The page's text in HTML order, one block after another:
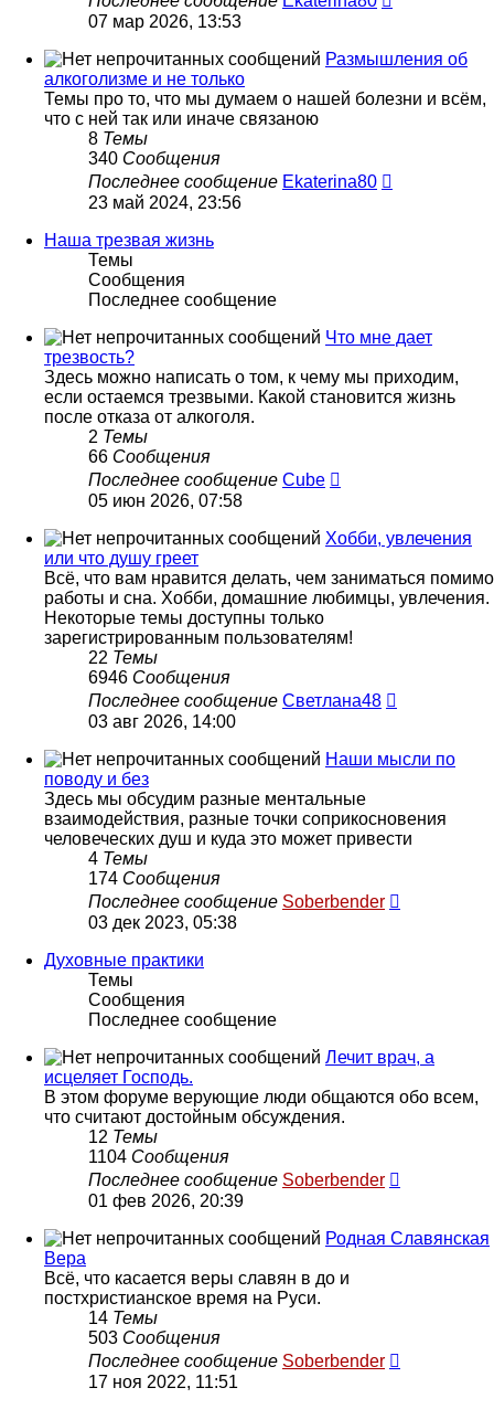
сообщению
07 мар 2026, 13:53
Размышления об
алкоголизме и не только
Темы про то, что мы думаем о нашей болезни и всём,
что с ней так или иначе связаною
8 Темы
340 Сообщения
Последнее сообщение Ekaterina80
23 май 2024, 23:56
Наша трезвая жизнь
Темы
Сообщения
Последнее сообщение
Что мне дает
трезвость?
Здесь можно написать о том, к чему мы приходим,
если остаемся трезвыми. Какой становится жизнь
после отказа от алкоголя.
2 Темы
66 Сообщения
Последнее сообщение Cube
сообщению
05 июн 2026, 07:58
Хобби, увлечения
или что душу греет
Всё, что вам нравится делать, чем заниматься помимо
работы и сна. Хобби, домашние любимцы, увлечения.
Некоторые темы доступны только
зарегистрированным пользователям!
22 Темы
6946 Сообщения
Последнее сообщение Светлана48
сообщению
03 авг 2026, 14:00
Наши мысли по
поводу и без
Здесь мы обсудим разные ментальные
взаимодействия, разные точки соприкосновения
человеческих душ и куда это может привести
4 Темы
174 Сообщения
Последнее сообщение Soberbender
03 дек 2023, 05:38
Духовные практики
Темы
Сообщения
Последнее сообщение
Лечит врач, а
исцеляет Господь.
В этом форуме верующие люди общаются обо всем,
что считают достойным обсуждения.
12 Темы
1104 Сообщения
Последнее сообщение Soberbender
сообщению
01 фев 2026, 20:39
Родная Славянская
Вера
Всё, что касается веры славян в до и
постхристианское время на Руси.
14 Темы
503 Сообщения
Последнее сообщение Soberbender
17 ноя 2022, 11:51